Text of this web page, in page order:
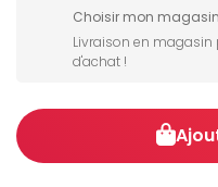
Choisir mon magasin
Livraison en
d'achat !